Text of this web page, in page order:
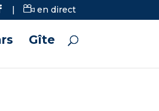
| en direct
Gîte